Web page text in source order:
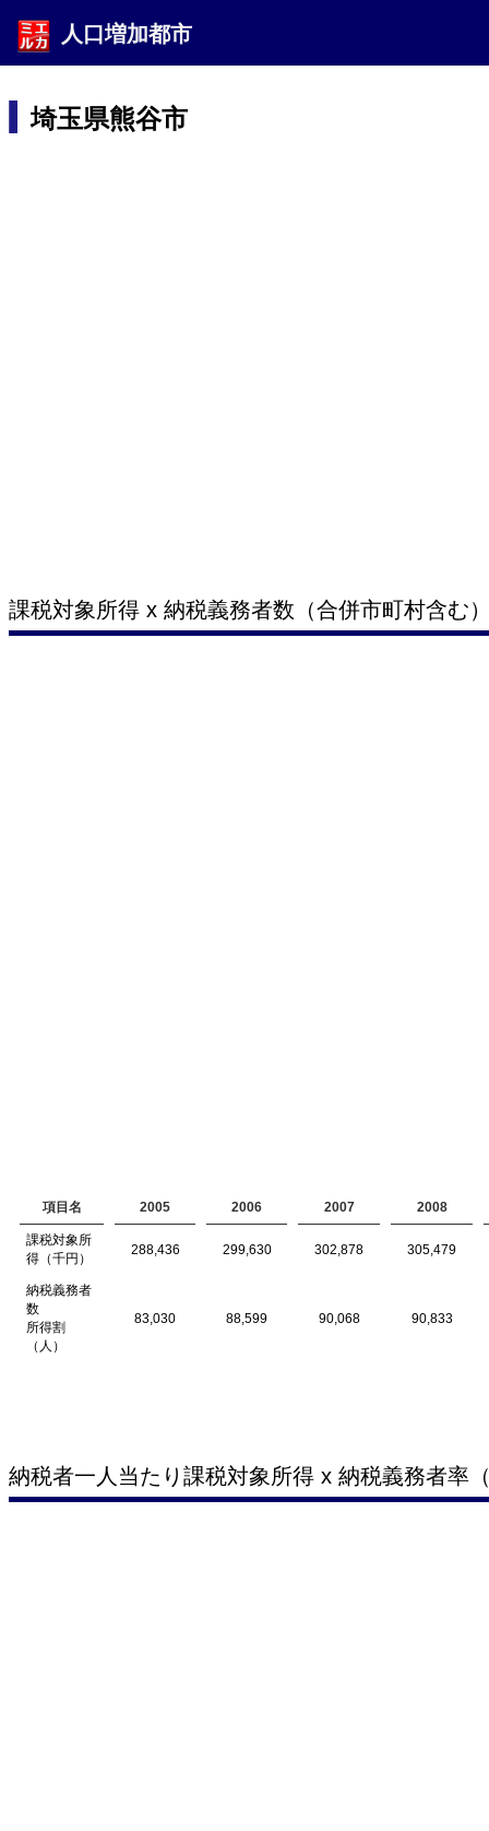
人口増加都市
埼玉県熊谷市
課税対象所得 x 納税義務者数（合併市町村含む
項目名 2005 2006 2007 2008
課税対象所
得（千円）
288,436 299,630 302,878 305,479
納税義務者
数
所得割
（人）
83,030 88,599 90,068 90,833
納税者一人当たり課税対象所得 x 納税義務者率